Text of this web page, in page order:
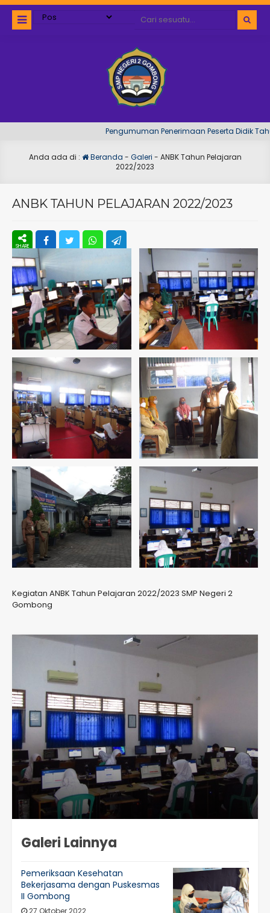
Pengumuman Penerimaan Peserta Didik
Anda ada di : Beranda - Galeri - ANBK Tahun Pelajaran
2022/2023
ANBK TAHUN PELAJARAN 2022/2023
Kegiatan ANBK Tahun Pelajaran 2022/2023 SMP Negeri 2
Gombong
Galeri Lainnya
Pemeriksaan Kesehatan
Bekerjasama dengan Puskesmas
II Gombong